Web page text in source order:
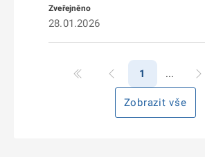
28.01.2026
Zobrazit vše
1